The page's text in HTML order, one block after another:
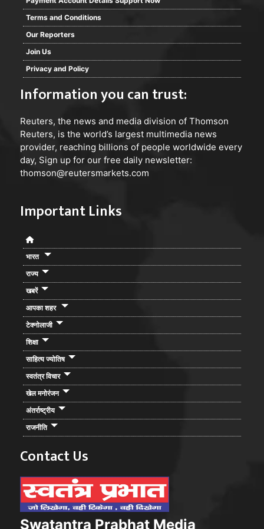
Terms and Conditions
Our Reporters
Join Us
Privacy and Policy
Information you can trust:
Reuters, the news and media division of Thomson
Reuters, is the world’s largest multimedia news
provider, reaching billions of people worldwide every
day, Sign up for our free daily newsletter:
thomson@reutersmarkets.com
Important Links
भारत
राज्य
खबरें
आपका शहर
टेक्नोलाजी
शिक्षा
साहित्य ज्योतिष
स्वतंत्र विचार
खेल मनोरंजन
अंतर्राष्ट्रीय
राजनीति
Contact Us
Swatantra Prabhat Media